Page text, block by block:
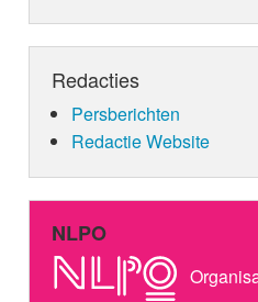
Redacties
Persberichten
Redactie Website
NLPO